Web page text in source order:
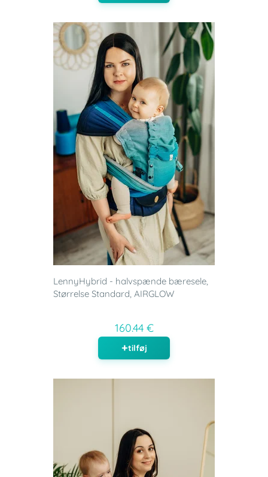
LennyHybrid - halvspænde bæresele,
Størrelse Standard, AIRGLOW
160.44 €
tilføj